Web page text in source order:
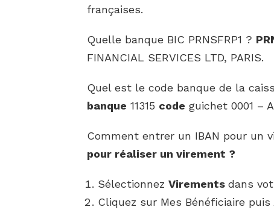
françaises.
Quelle banque BIC PRNSFRP1 ?
FINANCIAL SERVICES LTD, PARIS.
Quel est le code banque de la
banque 11315 code guichet 0001 –
Comment entrer un IBAN pour un
pour réaliser un virement ?
Sélectionnez Virements dans
Cliquez sur Mes Bénéficiaire